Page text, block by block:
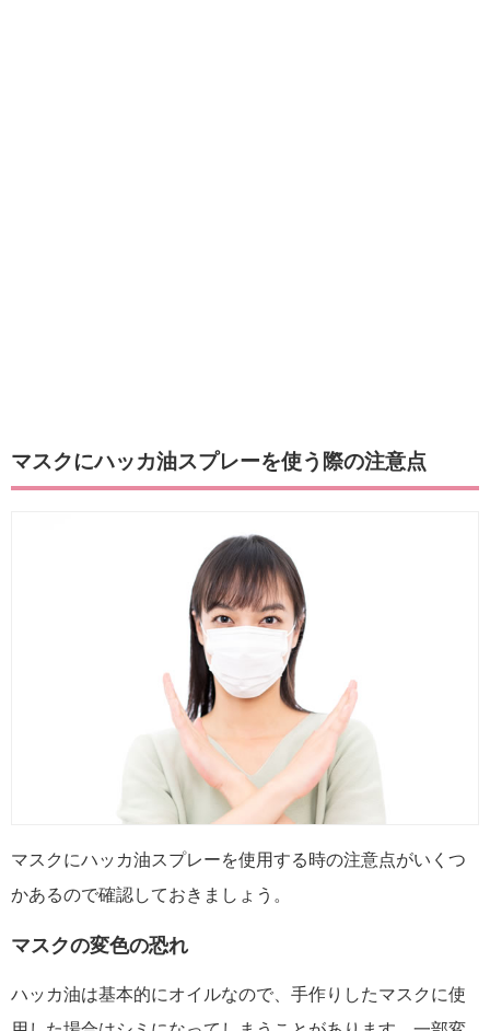
マスクにハッカ油スプレーを使う際の注意点
マスクにハッカ油スプレーを使用する時の注意点がいくつ
かあるので確認しておきましょう。
マスクの変色の恐れ
ハッカ油は基本的にオイルなので、手作りしたマスクに使